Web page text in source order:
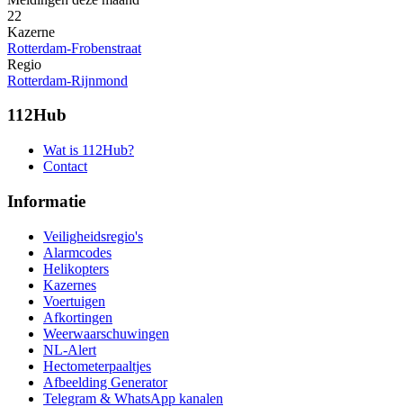
22
Kazerne
Rotterdam-Frobenstraat
Regio
Rotterdam-Rijnmond
112Hub
Wat is 112Hub?
Contact
Informatie
Veiligheidsregio's
Alarmcodes
Helikopters
Kazernes
Voertuigen
Afkortingen
Weerwaarschuwingen
NL-Alert
Hectometerpaaltjes
Afbeelding Generator
Telegram & WhatsApp kanalen